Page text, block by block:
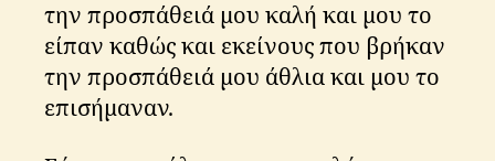
την προσπάθειά μου καλή και μου το
είπαν καθώς και εκείνους που βρήκαν
την προσπάθειά μου άθλια και μου το
επισήμαναν.